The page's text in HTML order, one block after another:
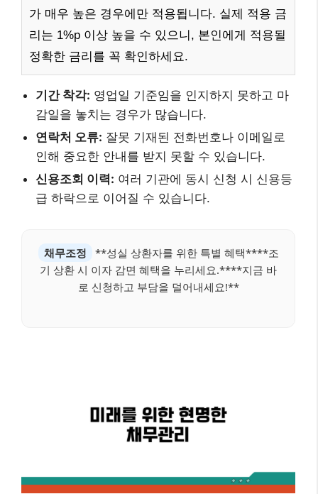
가 매우 높은 경우에만 적용됩니다. 실제 적용 금
리는 1%p 이상 높을 수 있으니, 본인에게 적용될
정확한 금리를 꼭 확인하세요.
기간 착각: 영업일 기준임을 인지하지 못하고 마
감일을 놓치는 경우가 많습니다.
연락처 오류: 잘못 기재된 전화번호나 이메일로
인해 중요한 안내를 받지 못할 수 있습니다.
신용조회 이력: 여러 기관에 동시 신청 시 신용등
급 하락으로 이어질 수 있습니다.
채무조정
**성실 상환자를 위한 특별 혜택****조
기 상환 시 이자 감면 혜택을 누리세요.****지금 바
로 신청하고 부담을 덜어내세요!**